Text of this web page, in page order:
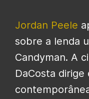
Jordan Peele
sobre a lenda
Candyman. A
DaCosta dirige